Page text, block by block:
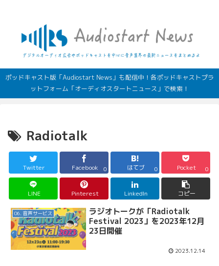
ポッドキャスト版「Audiostart News」も配信中！各ポッドキャストプラ
ットフォーム「オーディオスタートニュース」で検索！
Radiotalk
Twitter Facebook 0 はてブ 0 Pocket 0
LINE Pinterest LinkedIn コピー
06. 音声サービス
ラジオトークが「Radiotalk
Festival 2023」を2023年12月
23日開催
2023.12.14